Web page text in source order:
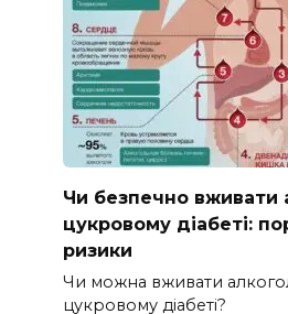
Чи безпечно вживати
цукровому діабеті:
ризики
Чи можна вживати
цукровому діабеті?